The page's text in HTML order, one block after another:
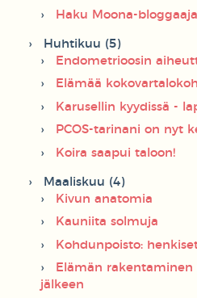
Haku Moona-
Huhtikuu (5)
Endometrioosin
Elämää
Karusellin kyydissä -
PCOS-tarinani on nyt
Koira saapui taloon!
Maaliskuu (4)
Kivun anatomia
Kauniita solmuja
Kohdunpoisto:
Elämän
jälkeen